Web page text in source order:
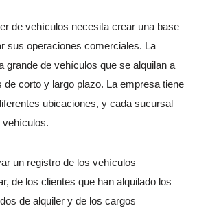
de vehículos necesita crear una base
sus operaciones comerciales. La
grande de vehículos que se alquilan a
de corto y largo plazo. La empresa tiene
ubicaciones, y cada sucursal
vehículos.
un registro de los vehículos
de los clientes que han alquilado los
de alquiler y de los cargos